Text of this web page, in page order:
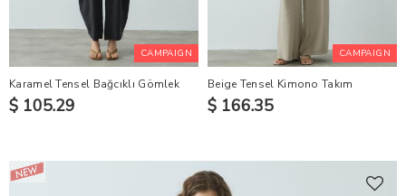
CAMPAIGN
Karamel Tensel Bağcıklı Gömlek
$ 105.29
CAMPAIGN
Beige Tensel Kimono Takım
$ 166.35